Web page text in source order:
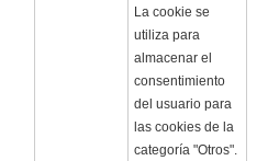
La cookie se
utiliza para
almacenar el
consentimiento
del usuario para
las cookies de la
categoría "Otros".